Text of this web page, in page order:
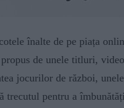
înalte de pe piața
de unele titluri,
jocurilor de război,
trecutul pentru a